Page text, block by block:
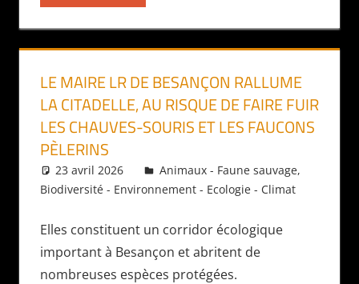
LE MAIRE LR DE BESANÇON RALLUME
LA CITADELLE, AU RISQUE DE FAIRE FUIR
LES CHAUVES-SOURIS ET LES FAUCONS
PÈLERINS
23 avril 2026 Daniel
Animaux - Faune sauvage,
Biodiversité - Environnement - Ecologie - Climat
Elles constituent un corridor écologique
important à Besançon et abritent de
nombreuses espèces protégées.